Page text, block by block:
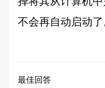
不会再自动启动了
最佳回答